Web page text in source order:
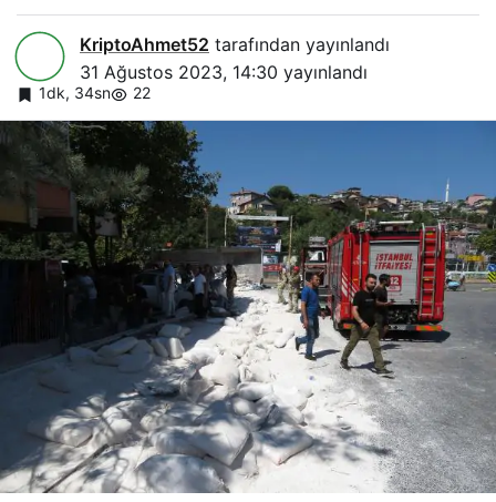
KriptoAhmet52 tarafından yayınlandı
31 Ağustos 2023, 14:30 yayınlandı
1dk, 34sn 22